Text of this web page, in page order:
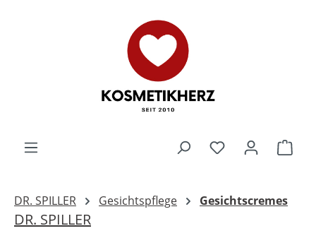
Du hast 0
DR. SPILLER Gesichtspflege Gesichtscremes
DR. SPILLER